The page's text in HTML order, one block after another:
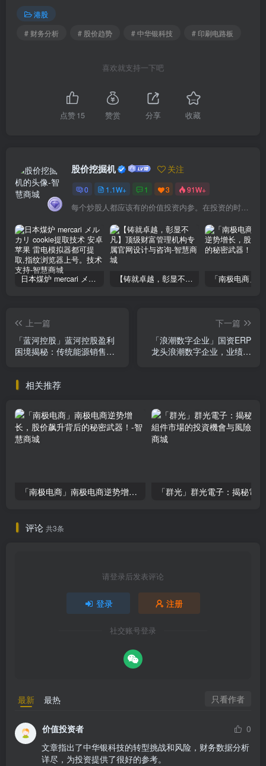
港股
# 财务分析
# 股价趋势 # 中华银科技 # 印刷电路板
喜欢就支持一下吧
点赞15 赞赏 分享 收藏
股价挖掘机 关注
0 1.1W+ 1 3 91W+
每个炒股人都应该有的价值投资内参。在投资的时候，我们把自己看成是企业分析师——而不是市场分析师，也不是宏观经济分析师，更不是证券分析师。
日本煤炉 mercari メルカリ cookie提取技术 安卓 苹果 雷电模拟器都可提取,指纹浏览器上号。技术支持 【铸就卓越，彰显不凡】顶级财富管理机构专属官网设计与咨询
上一篇
「蓝河控股」蓝河控股盈利
困境揭秘：传统能源销售下
下一篇
「浪潮数字企业」国资ERP
龙头浪潮数字企业，业绩翻
相关推荐
「南极电商」南极电商逆势增长，股价飙升背后的秘密武器！
评论 共3条
请登录后发表评论
登录 注册
社交账号登录
最新 最热 只看作者
价值投资者
0
文章指出了中华银科技的转型挑战和风险，财务数据分析
详尽，为投资提供了很好的参考。